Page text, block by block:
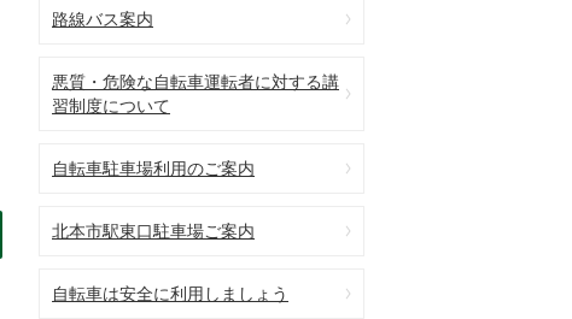
路線バス案内
悪質・危険な自転車運転者に対する講
習制度について
自転車駐車場利用のご案内
北本市駅東口駐車場ご案内
自転車は安全に利用しましょう